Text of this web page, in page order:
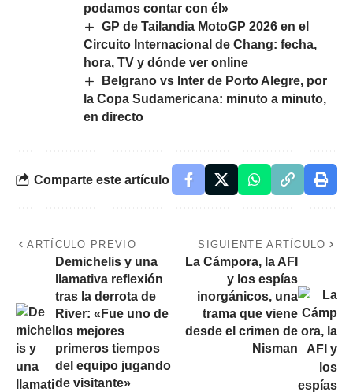
podamos contar con él»
GP de Tailandia MotoGP 2026 en el
Circuito Internacional de Chang: fecha,
hora, TV y dónde ver online
Belgrano vs Inter de Porto Alegre, por
la Copa Sudamericana: minuto a minuto,
en directo
Comparte este artículo
ARTÍCULO PREVIO
Demichelis y una
llamativa reflexión
tras la derrota de
River: «Fue uno de
los mejores
primeros tiempos
del equipo jugando
de visitante»
SIGUIENTE ARTÍCULO
La Cámpora, la AFI
y los espías
inorgánicos, una
trama que viene
desde el crimen de
Nisman